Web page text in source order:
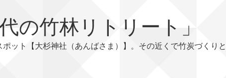
の竹林リトリート」
ット【大杉神社（あんばさま）】。その近くで竹炭づくり